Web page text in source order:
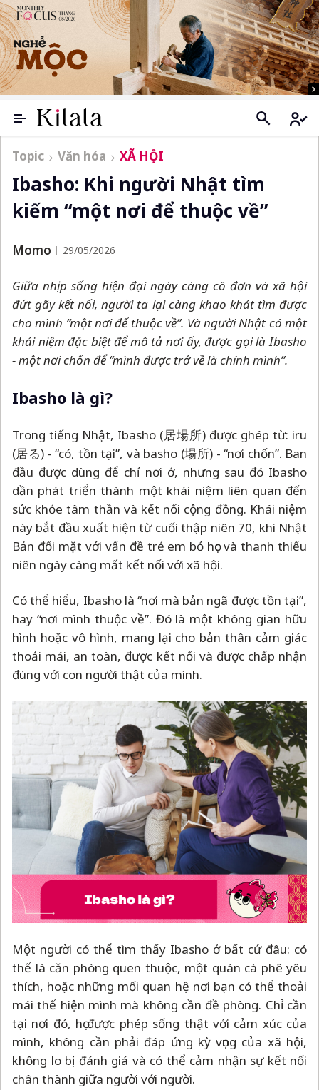
Topic Văn hóa XÃ HỘI
Ibasho: Khi người Nhật tìm
kiếm “một nơi để thuộc về”
Momo 29/05/2026
Giữa nhịp sống hiện đại ngày càng cô đơn và xã hội
đứt gãy kết nối, người ta lại càng khao khát tìm được
cho mình “một nơi để thuộc về”. Và người Nhật có một
khái niệm đặc biệt để mô tả nơi ấy, được gọi là Ibasho
- một nơi chốn để “mình được trở về là chính mình”.
Ibasho là gì?
Trong tiếng Nhật, Ibasho (居場所) được ghép từ: iru
(居る) - “có, tồn tại”, và basho (場所) - “nơi chốn”. Ban
đầu được dùng để chỉ nơi ở, nhưng sau đó Ibasho
dần phát triển thành một khái niệm liên quan đến
sức khỏe tâm thần và kết nối cộng đồng. Khái niệm
này bắt đầu xuất hiện từ cuối thập niên 70, khi Nhật
Bản đối mặt với vấn đề trẻ em bỏ học và thanh thiếu
niên ngày càng mất kết nối với xã hội.
Có thể hiểu, Ibasho là “nơi mà bản ngã được tồn tại”,
hay “nơi mình thuộc về”. Đó là một không gian hữu
hình hoặc vô hình, mang lại cho bản thân cảm giác
thoải mái, an toàn, được kết nối và được chấp nhận
đúng với con người thật của mình.
Một người có thể tìm thấy Ibasho ở bất cứ đâu: có
thể là căn phòng quen thuộc, một quán cà phê yêu
thích, hoặc những mối quan hệ nơi bạn có thể thoải
mái thể hiện mình mà không cần đề phòng. Chỉ cần
tại nơi đó, họ được phép sống thật với cảm xúc của
mình, không cần phải đáp ứng kỳ vọng của xã hội,
không lo bị đánh giá và có thể cảm nhận sự kết nối
chân thành giữa người với người.